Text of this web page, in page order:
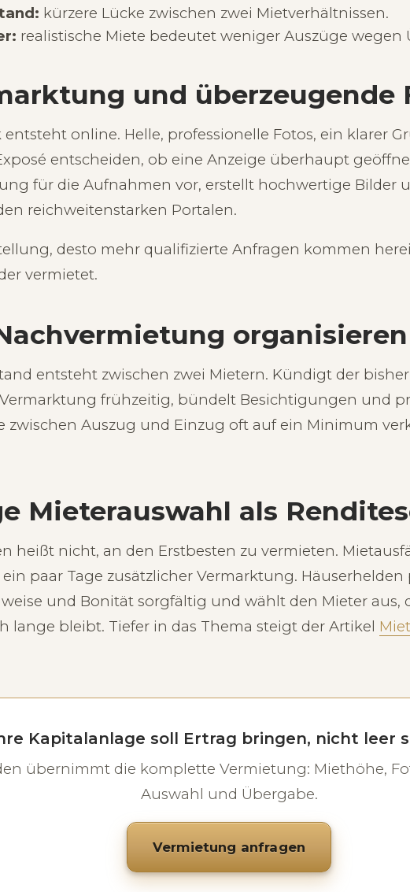
kürzere Lücke zwischen zwei Mietverhältnissen.
realistische Miete bedeutet weniger Auszüge wegen
und überzeugende
entsteht online. Helle, professionelle Fotos, ein klarer
entscheiden, ob eine Anzeige überhaupt
für die Aufnahmen vor, erstellt hochwertige Bilder
reichweitenstarken Portalen.
desto mehr qualifizierte Anfragen kommen
vermietet.
organisieren
entsteht zwischen zwei Mietern. Kündigt der
frühzeitig, bündelt Besichtigungen und
zwischen Auszug und Einzug oft auf ein Minimum
Mieterauswahl als
heißt nicht, an den Erstbesten zu vermieten.
paar Tage zusätzlicher Vermarktung.
und Bonität sorgfältig und wählt den Mieter aus,
lange bleibt. Tiefer in das Thema steigt der Artikel
Kapitalanlage soll Ertrag bringen, nicht leer
übernimmt die komplette Vermietung: Miethöhe,
Auswahl und Übergabe.
Vermietung anfragen